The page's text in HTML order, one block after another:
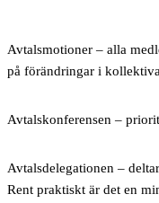
Avtalsmotioner – alla
på förändringar i
Avtalskonferensen –
Avtalsdelegationen –
Rent praktiskt är det en